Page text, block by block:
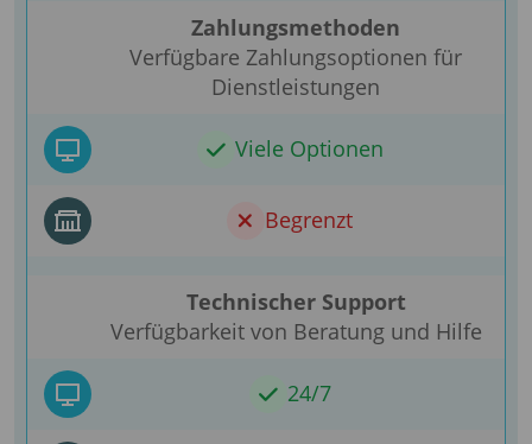
Zahlungsmethoden
Verfügbare Zahlungsoptionen für
Dienstleistungen
Viele Optionen
Begrenzt
Technischer Support
Verfügbarkeit von Beratung und Hilfe
24/7